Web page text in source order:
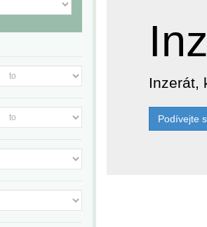
Inzerát,
Podívejte